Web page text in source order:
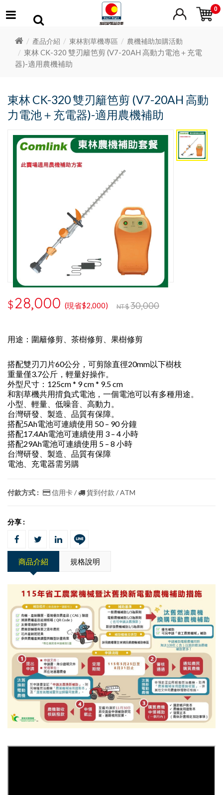
0
產品介紹 東林割草機專區 農機補助加購活動
東林 CK-320 雙刃籬笆剪 (V7-20AH 高動力電池＋充電
器)-適用農機補助
東林 CK-320 雙刃籬笆剪 (V7-20AH 高動
力電池＋充電器)-適用農機補助
$28,000 (現省$2,000) NT$30,000
用途：圍籬修剪、茶樹修剪、果樹修剪
搭配雙刃刀片60公分，可剪除直徑20mm以下樹枝
重量僅3.7公斤，輕量好操作。
外型尺寸：125cm * 9 cm * 9.5 cm
和割草機共用揹負式電池，一個電池可以有多種用途。
小型、輕量、低噪音、高動力。
台灣研發、製造、品質有保障。
搭配5Ah電池可連續使用 50 – 90 分鐘
搭配17.4Ah電池可連續使用 3 – 4 小時
搭配29Ah電池可連續使用 5 – 8 小時
台灣研發、製造、品質有保障
電池、充電器需另購
付款方式 : 信用卡 / 貨到付款 / ATM
分享 :
商品介紹 規格說明